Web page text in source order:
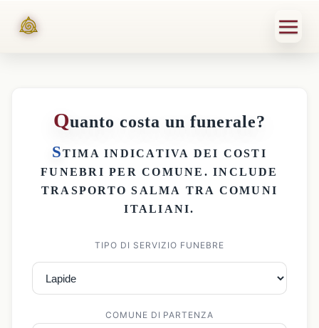
Quanto costa un funerale?
STIMA INDICATIVA DEI COSTI
FUNEBRI PER COMUNE . INCLUDE
TRASPORTO SALMA TRA COMUNI
ITALIANI.
TIPO DI SERVIZIO FUNEBRE
COMUNE DI PARTENZA